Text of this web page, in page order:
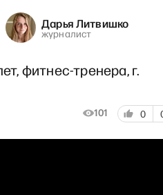
Дарья Литвишко
журналист
фитнес-тренера, г.
101 0
Мерца в